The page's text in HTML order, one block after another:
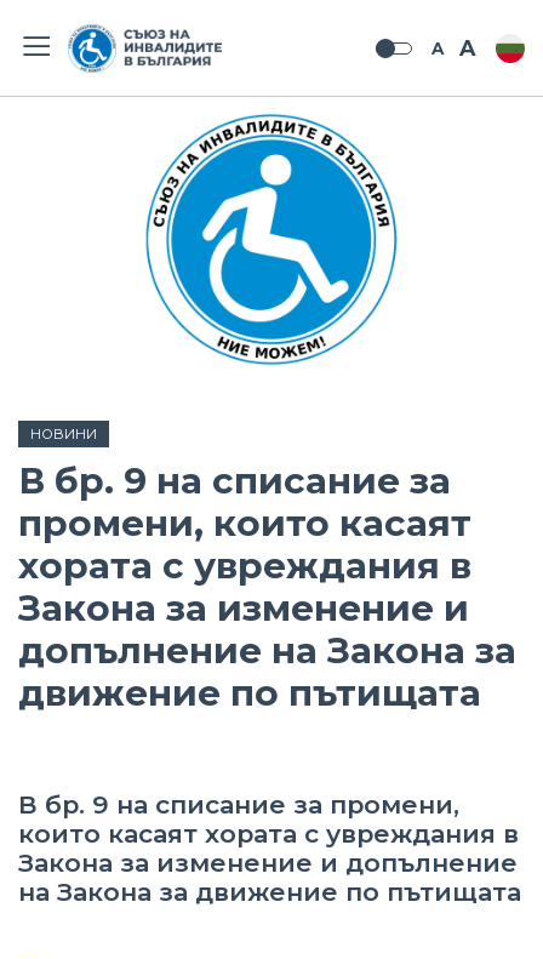
A A
НОВИНИ
В бр. 9 на списание за
промени, които касаят
хората с увреждания в
Закона за изменение и
допълнение на Закона за
движение по пътищата
В бр. 9 на списание за промени,
които касаят хората с увреждания в
Закона за изменение и допълнение
на Закона за движение по пътищата